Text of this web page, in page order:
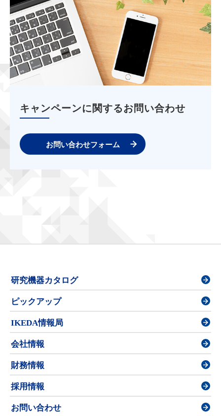
キャンペーンに関するお問い合わせ
お問い合わせフォーム
研究機器カタログ
ピックアップ
IKEDA情報局
会社情報
財務情報
採用情報
お問い合わせ